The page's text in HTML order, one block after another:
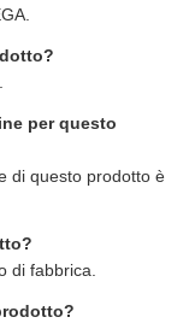
per questo
di questo prodotto è
di fabbrica.